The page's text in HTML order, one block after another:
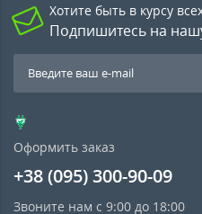
Хотите быть в курсу
Подпишитесь на
Оформить заказ
+38 (095) 300-90-09
Звоните нам с 9:00 до 18:00